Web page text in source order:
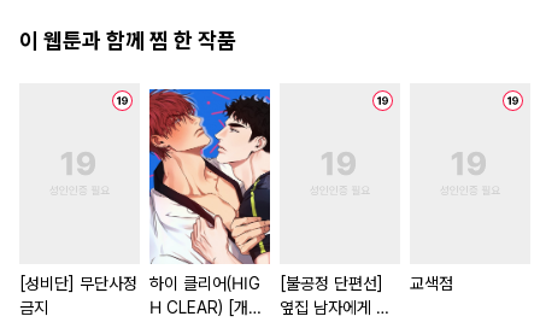
이 웹툰과 함께 찜 한 작품
[성비단] 무단사정
금지
하이 클리어(HIG
H CLEAR) [개정
[불공정 단편선]
옆집 남자에게 잘
교색점